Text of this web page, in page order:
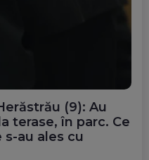
(9): Au
terase, în parc. Ce
au ales cu